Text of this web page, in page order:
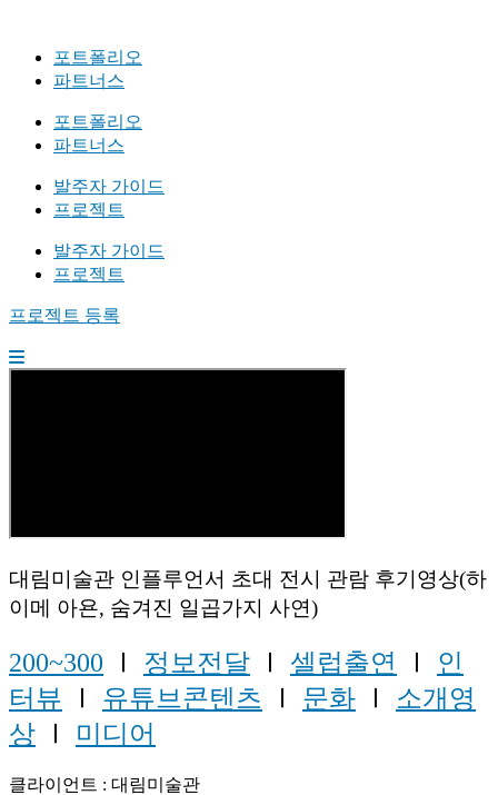
포트폴리오
파트너스
포트폴리오
파트너스
발주자 가이드
프로젝트
발주자 가이드
프로젝트
프로젝트 등록
대림미술관 인플루언서 초대 전시 관람 후기영상(하
이메 아욘, 숨겨진 일곱가지 사연)
200~300 Ⅰ 정보전달 Ⅰ 셀럽출연 Ⅰ 인
터뷰 Ⅰ 유튜브콘텐츠 Ⅰ 문화 Ⅰ 소개영
상 Ⅰ 미디어
클라이언트 : 대림미술관